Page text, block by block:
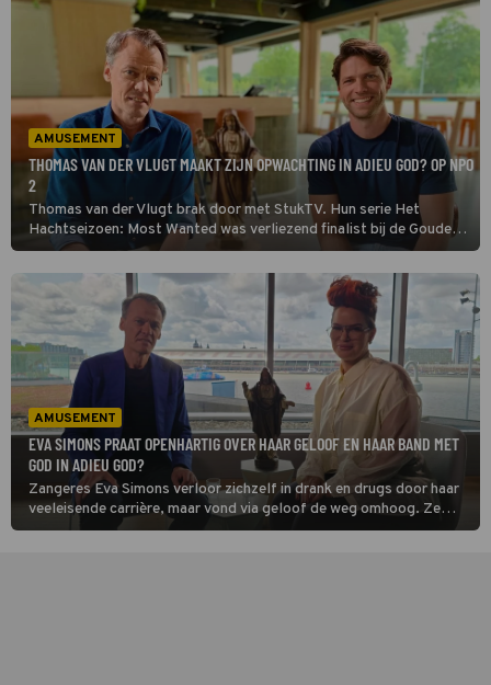
AMUSEMENT
THOMAS VAN DER VLUGT MAAKT ZIJN OPWACHTING IN ADIEU GOD? OP NPO
2
Thomas van der Vlugt brak door met StukTV. Hun serie Het
Hachtseizoen: Most Wanted was verliezend finalist bij de Gouden
Televizier-Ring. Van der Vlugt vertelt nu in Adieu God? dat hij kan
terugverlangen naar de rust van de kerk.
AMUSEMENT
EVA SIMONS PRAAT OPENHARTIG OVER HAAR GELOOF EN HAAR BAND MET
GOD IN ADIEU GOD?
Zangeres Eva Simons verloor zichzelf in drank en drugs door haar
veeleisende carrière, maar vond via geloof de weg omhoog. Ze
speelde Maria in The Passion en vertelt in Adieu God? aan Tijs van